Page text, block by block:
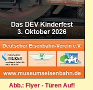
Abb.: Flyer - Türen Auf!